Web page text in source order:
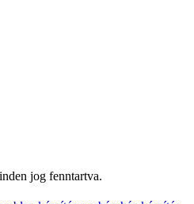
jog fenntartva.